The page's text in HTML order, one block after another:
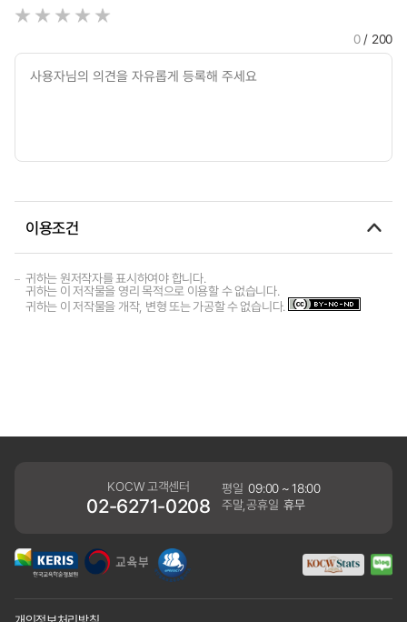
0/ 200
이용조건
귀하는 원저작자를 표시하여야 합니다.
귀하는 이 저작물을 영리 목적으로 이용할 수 없습니다.
귀하는 이 저작물을 개작, 변형 또는 가공할 수 없습니다.
KOCW 고객센터
02-6271-0208
평일 09:00 ~ 18:00
주말,공휴일 휴무